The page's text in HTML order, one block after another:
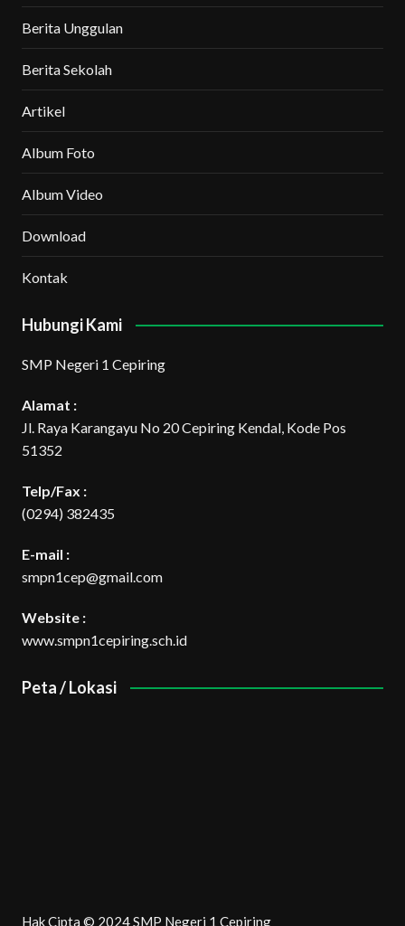
Berita Unggulan
Berita Sekolah
Artikel
Album Foto
Album Video
Download
Kontak
Hubungi Kami
SMP Negeri 1 Cepiring
Alamat :
Jl. Raya Karangayu No 20 Cepiring Kendal, Kode Pos
51352
Telp/Fax :
(0294) 382435
E-mail :
smpn1cep@gmail.com
Website :
www.smpn1cepiring.sch.id
Peta / Lokasi
Hak Cipta © 2024 SMP Negeri 1 Cepiring